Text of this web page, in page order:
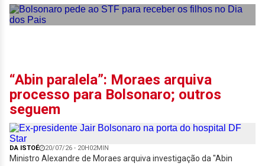
“Abin paralela”: Moraes arquiva
processo para Bolsonaro; outros
seguem
DA ISTOÉ 20/07/26 - 20H02MIN
Ministro Alexandre de Moraes arquiva investigação da "Abin